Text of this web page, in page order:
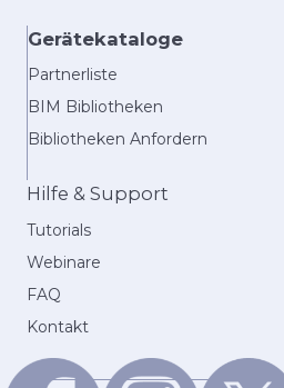
Gerätekataloge
Partnerliste
BIM Bibliotheken
Bibliotheken Anfordern
Hilfe & Support
Tutorials
Webinare
FAQ
Kontakt